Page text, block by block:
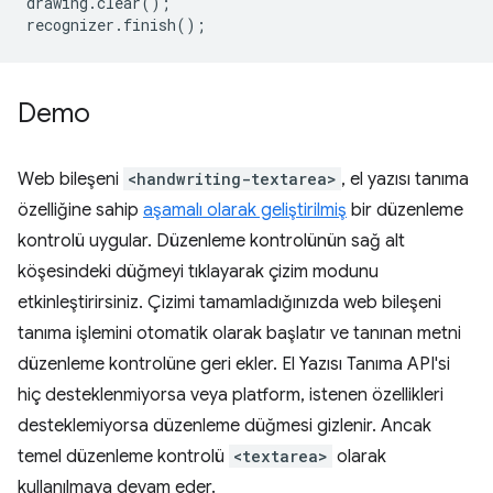
recognizer . finish();
Demo
Web bileşeni <handwriting-textarea> , el yazısı tanıma
özelliğine sahip aşamalı olarak geliştirilmiş bir düzenleme
kontrolü uygular. Düzenleme kontrolünün sağ alt
köşesindeki düğmeyi tıklayarak çizim modunu
etkinleştirirsiniz. Çizimi tamamladığınızda web bileşeni
tanıma işlemini otomatik olarak başlatır ve tanınan metni
düzenleme kontrolüne geri ekler. El Yazısı Tanıma API'si
hiç desteklenmiyorsa veya platform, istenen özellikleri
desteklemiyorsa düzenleme düğmesi gizlenir. Ancak
temel düzenleme kontrolü <textarea> olarak
kullanılmaya devam eder.